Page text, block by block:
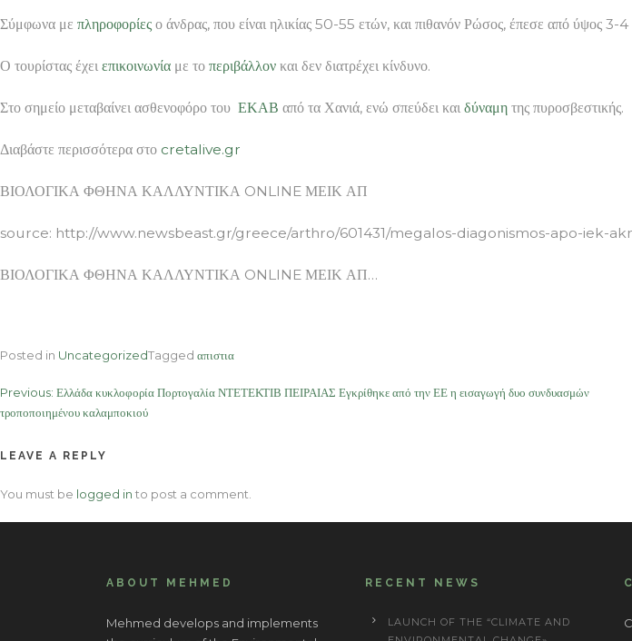
Σύμφωνα με πληροφορίες ο άνδρας, που είναι ηλικίας 50-55 ετών, και πιθανόν Ρώσος, έπεσε από ύψος
Ο τουρίστας έχει επικοινωνία με το περιβάλλον και δεν διατρέχει κίνδυνο.
Στο σημείο μεταβαίνει ασθενοφόρο του ΕΚΑΒ από τα Χανιά, ενώ σπεύδει και δύναμη της πυροσβεστικής.
Διαβάστε περισσότερα στο cretalive.gr
ΒΙΟΛΟΓΙΚΑ ΦΘΗΝΑ ΚΑΛΛΥΝΤΙΚΑ ONLINE ΜΕΙΚ ΑΠ
source: http://www.newsbeast.gr/greece/arthro/601431/megalos-diagonismos-apo-iek-
ΒΙΟΛΟΓΙΚΑ ΦΘΗΝΑ ΚΑΛΛΥΝΤΙΚΑ ONLINE ΜΕΙΚ ΑΠ…
Posted in UncategorizedTagged απιστια
Post
navigation
Previous: Ελλάδα κυκλοφορία Πορτογαλία ΝΤΕΤΕΚΤΙΒ ΠΕΙΡΑΙΑΣ Εγκρίθηκε από την ΕΕ η εισαγωγή δυο συνδυασμών
τροποποιημένου καλαμποκιού
LEAVE A REPLY
You must be logged in to post a comment.
ABOUT MEHMED
Mehmed develops and implements
RECENT NEWS
LAUNCH OF THE “CLIMATE AND